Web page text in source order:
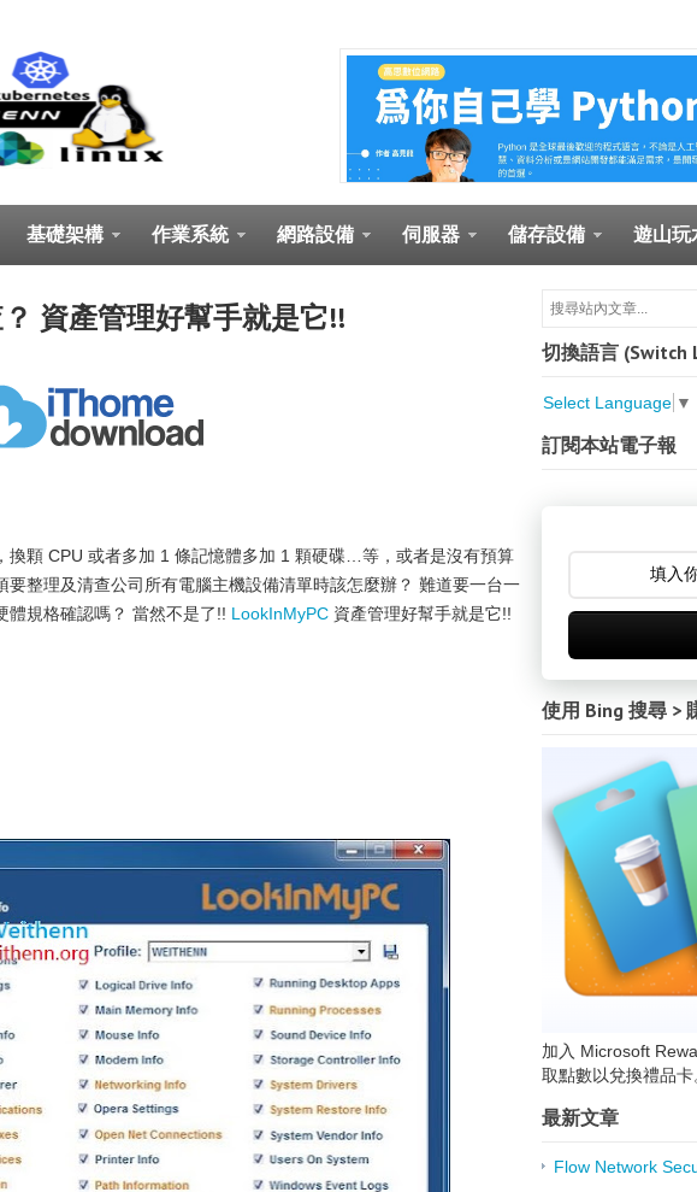
基礎架構 作業系統 網路設備 伺服器 儲存設備 遊山玩
資產管理好幫手就是它!!
換顆 CPU 或者多加 1 條記憶體多加 1 顆硬碟…等，或者是沒有預算
整理及清查公司所有電腦主機設備清單時該怎麼辦？ 難道要一台一
規格確認嗎？ 當然不是了!! LookInMyPC 資產管理好幫手就是它!!
切換語言 (Switch
Select Language ▼
訂閱本站電子報
使用 Bing 搜尋 >
加入 Microsoft
取點數以兌換禮品卡
最新文章
Flow Network